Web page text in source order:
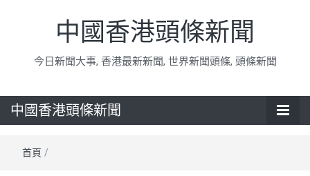
中國香港頭條新聞
今日新聞大事, 香港最新新聞, 世界新聞頭條, 頭條新聞
中國香港頭條新聞
首頁 /